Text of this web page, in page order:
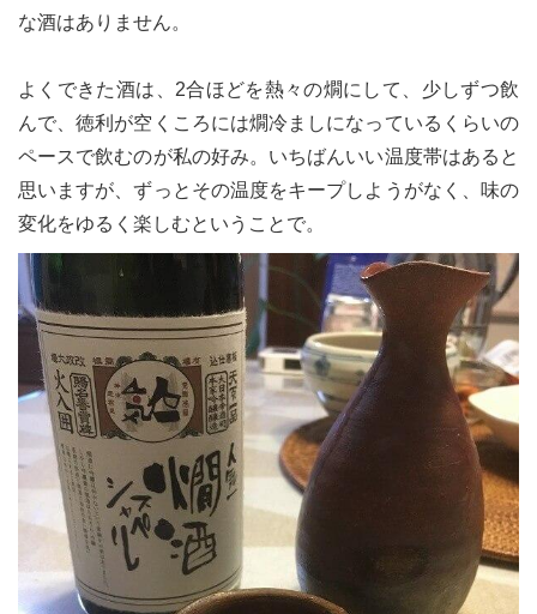
な酒はありません。
よくできた酒は、2合ほどを熱々の燗にして、少しずつ飲
んで、徳利が空くころには燗冷ましになっているくらいの
ペースで飲むのが私の好み。いちばんいい温度帯はあると
思いますが、ずっとその温度をキープしようがなく、味の
変化をゆるく楽しむということで。